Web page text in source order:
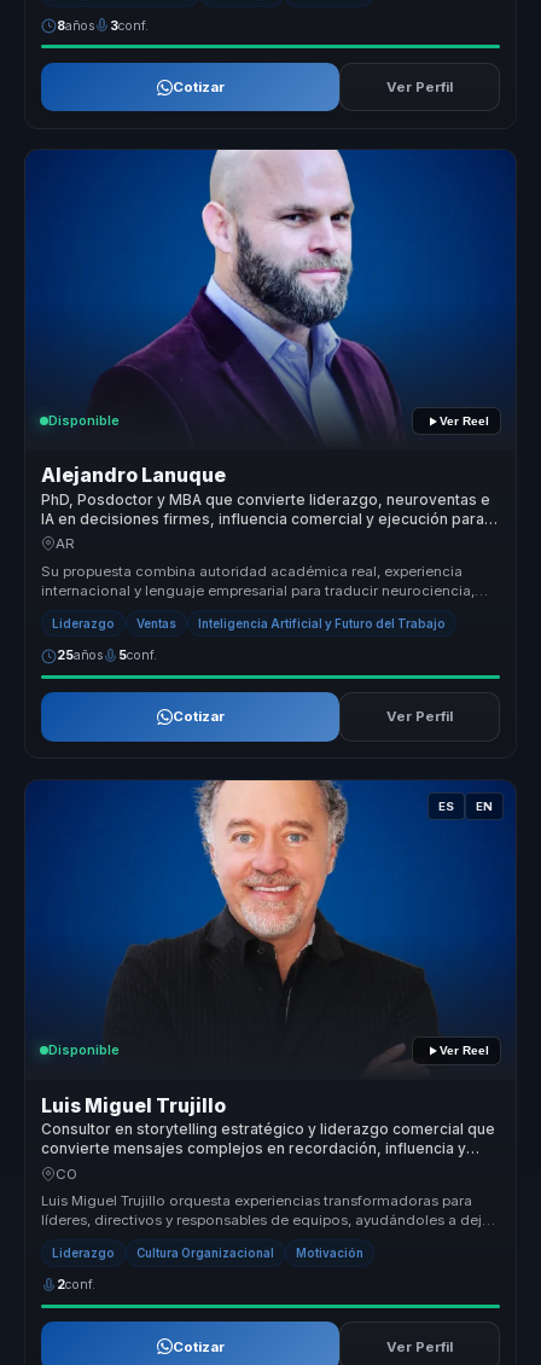
8años 3conf.
Cotizar Ver Perfil
Disponible Ver Reel
Alejandro Lanuque
PhD, Posdoctor y MBA que convierte liderazgo, neuroventas e
IA en decisiones firmes, influencia comercial y ejecución para
líderes y equipos
AR
Su propuesta combina autoridad académica real, experiencia
internacional y lenguaje empresarial para traducir neurociencia,
power skills ...
Liderazgo Ventas Inteligencia Artificial y Futuro del Trabajo
25años 5conf.
Cotizar Ver Perfil
ES EN
Disponible Ver Reel
Luis Miguel Trujillo
Consultor en storytelling estratégico y liderazgo comercial que
convierte mensajes complejos en recordación, influencia y
motivación para líderes y equipos.
CO
Luis Miguel Trujillo orquesta experiencias transformadoras para
líderes, directivos y responsables de equipos, ayudándoles a dejar
atrás ...
Liderazgo Cultura Organizacional Motivación
2conf.
Cotizar Ver Perfil